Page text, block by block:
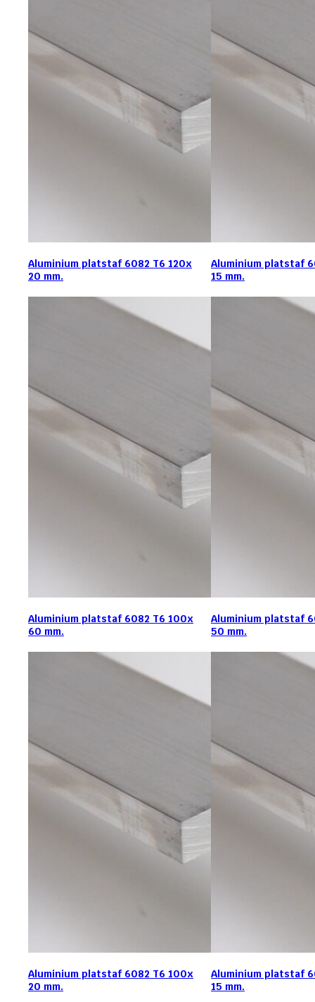
Aluminium platstaf 6082 T6 120x
20 mm.
Aluminium platstaf
15 mm.
Aluminium platstaf 6082 T6 100x
60 mm.
Aluminium platstaf
50 mm.
Aluminium platstaf 6082 T6 100x
20 mm.
Aluminium platstaf
15 mm.